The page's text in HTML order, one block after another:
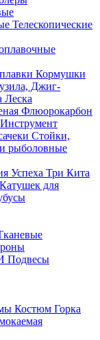
Телескопические
Кормушки
Джиг-
Леска
Флюорокарбон
Инструмент
Стойки,
рыболовные
Успеха Три Кита
для
Подвесы
Костюм Горка